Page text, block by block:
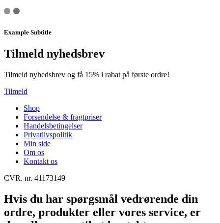
Example Subtitle
Tilmeld nyhedsbrev
Tilmeld nyhedsbrev og få 15% i rabat på første ordre!
Tilmeld
Shop
Forsendelse & fragtpriser
Handelsbetingelser
Privatlivspolitik
Min side
Om os
Kontakt os
CVR. nr. 41173149
Hvis du har spørgsmål vedrørende din
ordre, produkter eller vores service, er